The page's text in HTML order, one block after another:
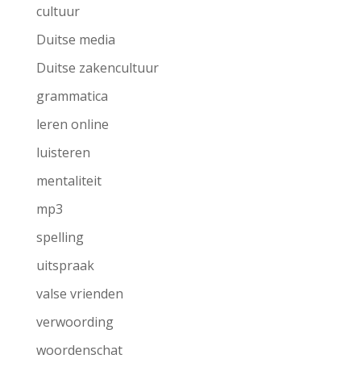
cultuur
Duitse media
Duitse zakencultuur
grammatica
leren online
luisteren
mentaliteit
mp3
spelling
uitspraak
valse vrienden
verwoording
woordenschat